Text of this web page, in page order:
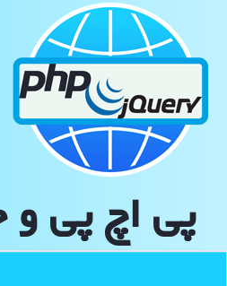
پی اچ پی